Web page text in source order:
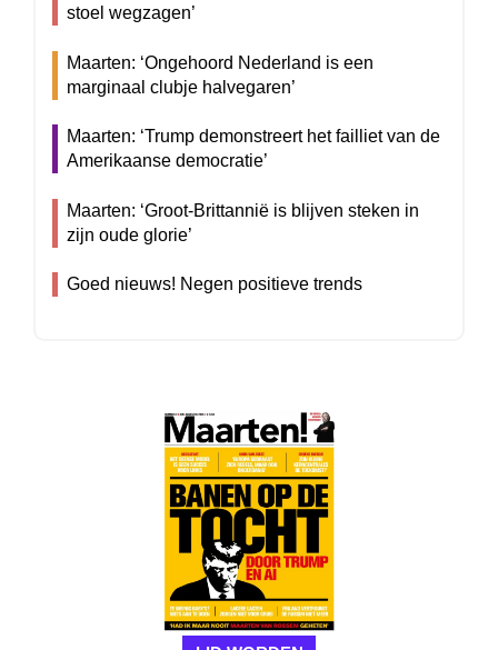
stoel wegzagen’
Maarten: ‘Ongehoord Nederland is een
marginaal clubje halvegaren’
Maarten: ‘Trump demonstreert het failliet van de
Amerikaanse democratie’
Maarten: ‘Groot-Brittannië is blijven steken in
zijn oude glorie’
Goed nieuws! Negen positieve trends